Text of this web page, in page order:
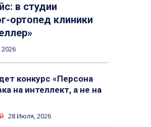
в студии
ортопед клиники
конкурс «Персона
на интеллект, а не на
28 Июля, 2026